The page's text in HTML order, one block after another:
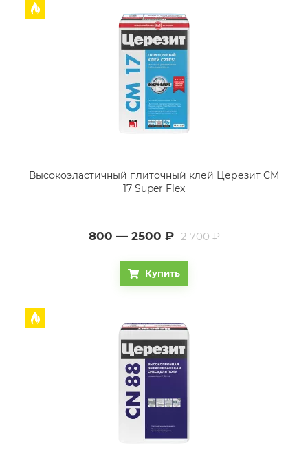
Высокоэластичный плиточный клей Церезит CM
17 Super Flex
800 — 2500 ₽ 2 700 ₽
Купить